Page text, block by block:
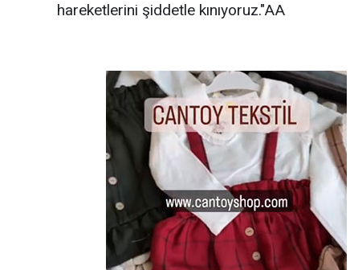
hareketlerini şiddetle kınıyoruz."AA